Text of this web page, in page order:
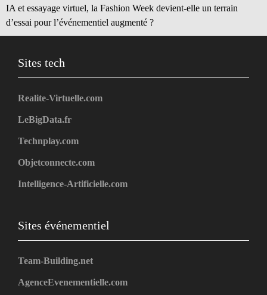
IA et essayage virtuel, la Fashion Week devient-elle un terrain
d’essai pour l’événementiel augmenté ?
Sites tech
Realite-Virtuelle.com
LeBigData.fr
Technplay.com
Objetconnecte.com
Intelligence-Artificielle.com
Sites événementiel
Team-Building.net
AgenceEvenementielle.com